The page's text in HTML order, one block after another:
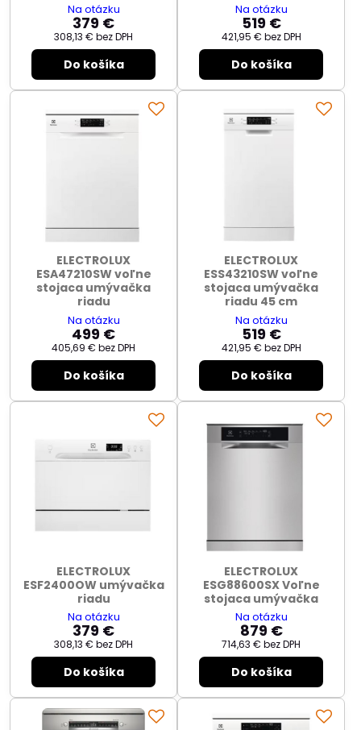
Na otázku
379 €
308,13 € bez DPH
Do košíka
Na otázku
519 €
421,95 € bez DPH
Do košíka
ELECTROLUX
ESA47210SW voľne
stojaca umývačka
riadu
Na otázku
499 €
405,69 € bez DPH
Do košíka
ELECTROLUX
ESS43210SW voľne
stojaca umývačka
riadu 45 cm
Na otázku
519 €
421,95 € bez DPH
Do košíka
ELECTROLUX
ESF2400OW umývačka
riadu
Na otázku
379 €
308,13 € bez DPH
Do košíka
ELECTROLUX
ESG88600SX Voľne
stojaca umývačka
Na otázku
879 €
714,63 € bez DPH
Do košíka